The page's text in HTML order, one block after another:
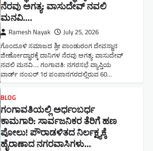
ನೆರವು ಅಗತ್ಯ: ವಾಸುದೇವ್ ನವಲಿ
ಮನವಿ​….
Ramesh Nayak July 25, 2026
ಗೊಂದೂಳಿ ಸಮಾಜದ ಶ್ರೀ ಪಾಂಡುರಂಗ ದೇವಸ್ಥಾನ
ಜೀರ್ಣೋದ್ಧಾರಕ್ಕೆ ದಾನಿಗಳ ನೆರವು ಅಗತ್ಯ: ವಾಸುದೇವ್
ನವಲಿ ಮನವಿ​…. ಗಂಗಾವತಿ: ​ನಗರಸಭೆ ವ್ಯಾಪ್ತಿಯ
ವಾರ್ಡ್ ನಂಬರ್ 1ರ ಪಂಪಾನಗರದಲ್ಲಿರುವ 60…
BLOG
ಗಂಗಾವತಿಯಲ್ಲಿ ಅರ್ಧಂಬರ್ಧ
ಕಾಮಗಾರಿ: ಸಾರ್ವಜನಿಕರ ತೆರಿಗೆ ಹಣ
ಪೋಲು! ಪೌರಾಡಳಿತದ ನಿರ್ಲಕ್ಷ್ಯಕ್ಕೆ
ಹೈರಾಣಾದ ನಗರವಾಸಿಗಳು​…